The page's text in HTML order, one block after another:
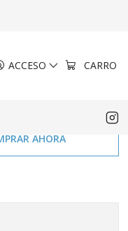
ACCESO CARRO
60
AHORA